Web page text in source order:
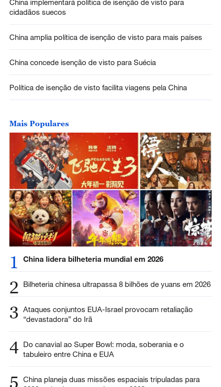
China implementará política de isenção de visto para
cidadãos suecos
China amplia política de isenção de visto para mais países
China concede isenção de visto para Suécia
Política de isenção de visto facilita viagens pela China
Mais Populares
1 China lidera bilheteria mundial em 2026
2 Bilheteria chinesa ultrapassa 8 bilhões de yuans em 2026
3 Ataques conjuntos EUA-Israel provocam retaliação
“devastadora” do Irã
4 Do canavial ao Super Bowl: moda, soberania e o
tabuleiro entre China e EUA
5
China planeja duas missões espaciais tripuladas para